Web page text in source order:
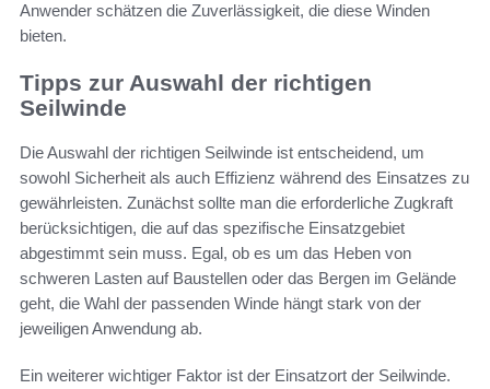
Anwender schätzen die Zuverlässigkeit, die diese Winden
bieten.
Tipps zur Auswahl der richtigen
Seilwinde
Die Auswahl der richtigen Seilwinde ist entscheidend, um
sowohl Sicherheit als auch Effizienz während des Einsatzes zu
gewährleisten. Zunächst sollte man die erforderliche Zugkraft
berücksichtigen, die auf das spezifische Einsatzgebiet
abgestimmt sein muss. Egal, ob es um das Heben von
schweren Lasten auf Baustellen oder das Bergen im Gelände
geht, die Wahl der passenden Winde hängt stark von der
jeweiligen Anwendung ab.
Ein weiterer wichtiger Faktor ist der Einsatzort der Seilwinde.